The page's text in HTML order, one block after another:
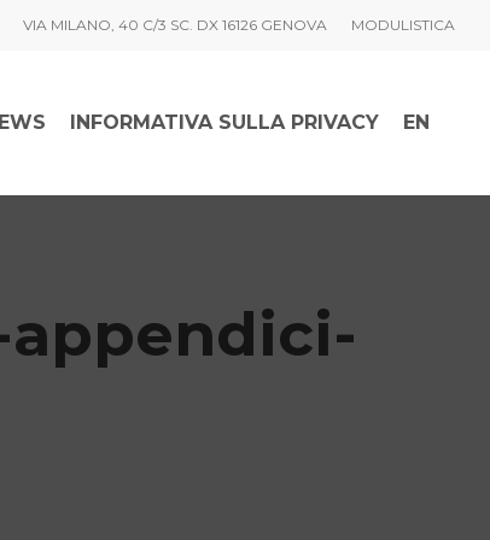
VIA MILANO, 40 C/3 SC. DX 16126 GENOVA MODULISTICA
INFORMATIVA SULLA PRIVACY EN
appendici-